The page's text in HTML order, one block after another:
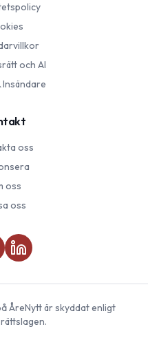
och AI
Insändare
oss
oss
oss
ÅreNyttär skyddat enligt